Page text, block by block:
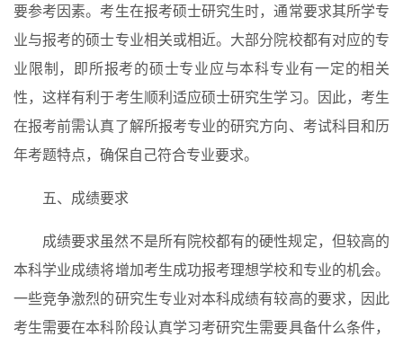
|
打
车
费
办
要参考因素。考生在报考硕士研究生时，通常要求其所学专
业与报考的硕士专业相关或相近。大部分院校都有对应的专
业限制，即所报考的硕士专业应与本科专业有一定的相关
性，这样有利于考生顺利适应硕士研究生学习。因此，考生
在报考前需认真了解所报考专业的研究方向、考试科目和历
年考题特点，确保自己符合专业要求。
五、成绩要求
成绩要求虽然不是所有院校都有的硬性规定，但较高的
本科学业成绩将增加考生成功报考理想学校和专业的机会。
一些竞争激烈的研究生专业对本科成绩有较高的要求，因此
考生需要在本科阶段认真学习考研究生需要具备什么条件，